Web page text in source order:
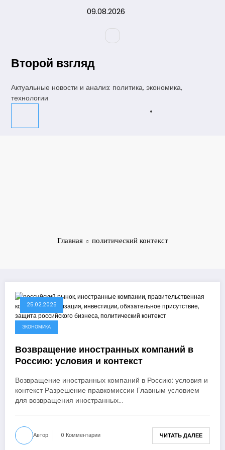
09.08.2026
Второй взгляд
Актуальные новости и анализ: политика, экономика,
технологии
Главная политический контекст
25.02.2025
ЭКОНОМИКА
Возвращение иностранных компаний в
Россию: условия и контекст
Возвращение иностранных компаний в Россию: условия и
контекст Разрешение правкомиссии Главным условием
для возвращения иностранных…
Автор 0 Комментарии ЧИТАТЬ ДАЛЕЕ